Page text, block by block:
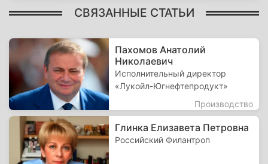
СВЯЗАННЫЕ СТАТЬИ
Пахомов Анатолий
Николаевич
Исполнительный директор
«Лукойл-Югнефтепродукт»
Производство
Глинка Елизавета Петровна
Российский Филантроп